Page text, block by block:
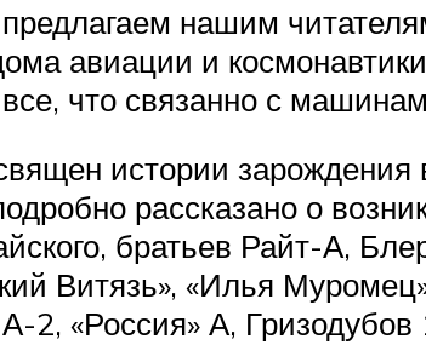
нашим
авиации и
что связанно с
истории зарождения
рассказано о
братьев Райт-А,
Витязь», «Илья
2, «Россия» А, Гризодубов